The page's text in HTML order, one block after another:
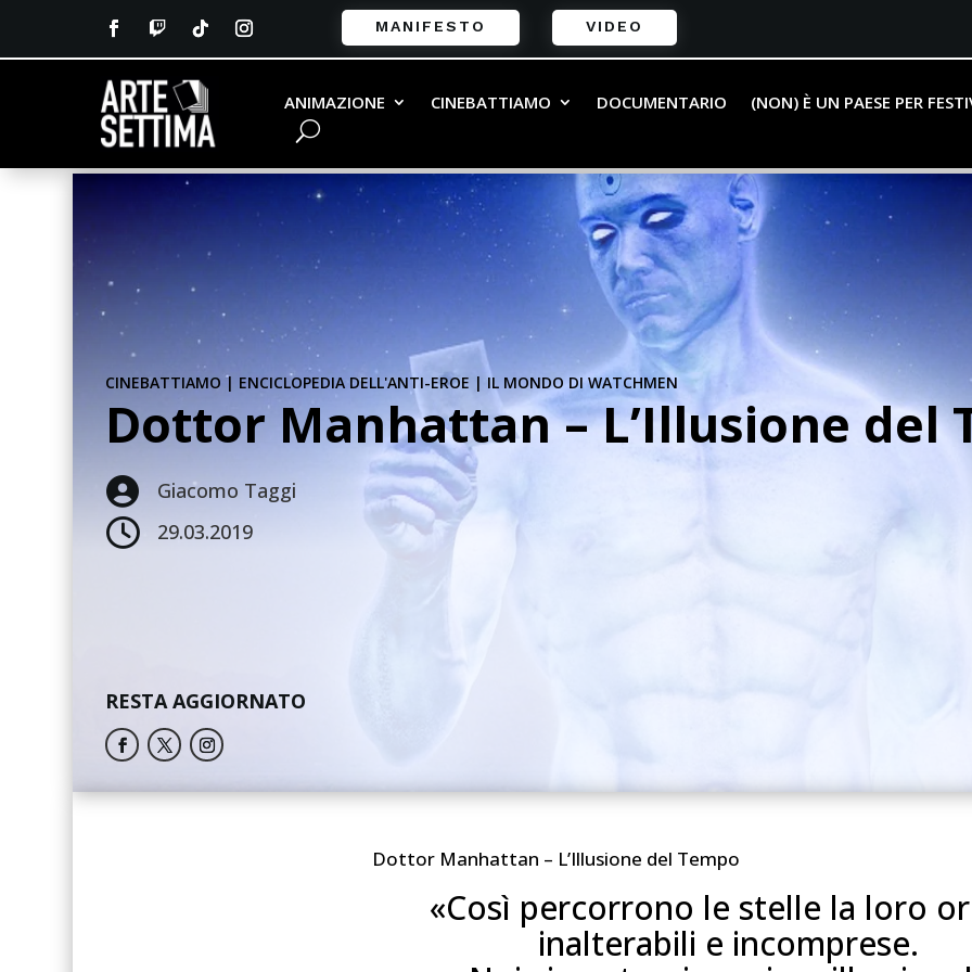
MANIFESTO VIDEO
ANIMAZIONE CINEBATTIAMO DOCUMENTARIO (NON) È UN PAESE PER
CINEBATTIAMO | ENCICLOPEDIA DELL'ANTI-EROE | IL MONDO DI WATCHMEN
Dottor Manhattan – L’Illusione del
 Giacomo Taggi
 29.03.2019
RESTA AGGIORNATO
Dottor Manhattan – L’Illusione del Tempo
«Così percorrono le stelle la loro
inalterabili e incomprese.